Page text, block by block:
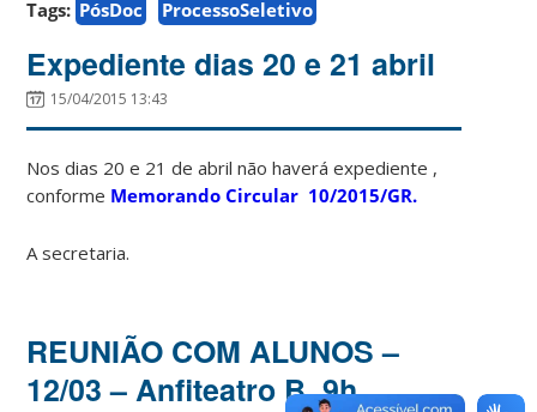
Tags: PósDoc ProcessoSeletivo
Expediente dias 20 e 21 abril
15/04/2015 13:43
Nos dias 20 e 21 de abril não haverá expediente ,
conforme Memorando Circular 10/2015/GR.
A secretaria.
REUNIÃO COM ALUNOS –
12/03 – Anfiteatro B, 9h